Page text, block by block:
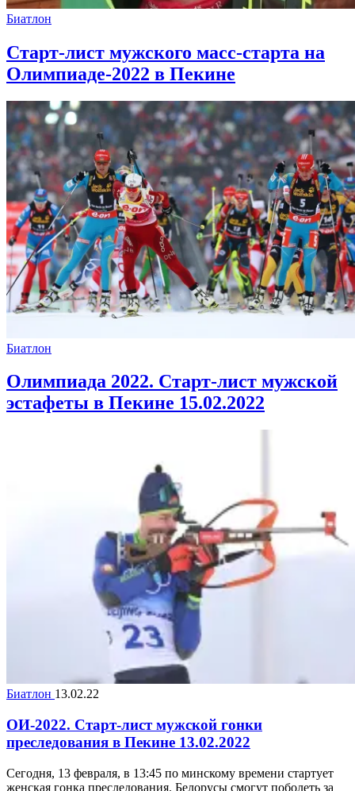
Биатлон
Старт-лист мужского масс-старта на
Олимпиаде-2022 в Пекине
Биатлон
Олимпиада 2022. Старт-лист мужской
эстафеты в Пекине 15.02.2022
Биатлон 13.02.22
ОИ-2022. Старт-лист мужской гонки
преследования в Пекине 13.02.2022
Сегодня, 13 февраля, в 13:45 по минскому времени стартует
женская гонка преследования. Белорусы смогут поболеть за